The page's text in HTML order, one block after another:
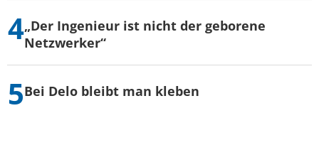
„Der Ingenieur ist nicht der geborene
Netzwerker“
Bei Delo bleibt man kleben